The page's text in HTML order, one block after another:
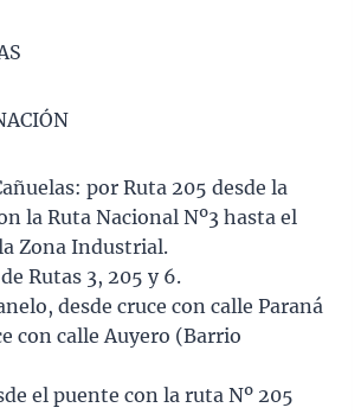
por Ruta 205 desde la
la Ruta Nacional Nº3 hasta el
Zona Industrial.
Rutas 3, 205 y 6.
desde cruce con calle Paraná
con calle Auyero (Barrio
el puente con la ruta Nº 205